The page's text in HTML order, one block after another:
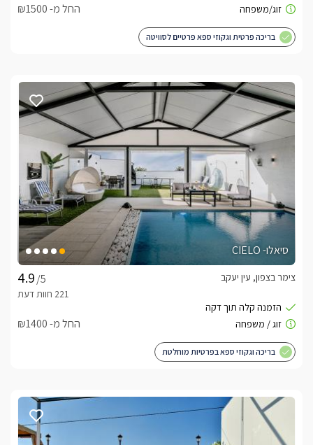
החל מ- ₪1500
בריכה פרטית וגקוזי ספא פרטיים לסוויטה
סיאלו- CIELO
/5
צימר בצפון, עין יעקב
החל מ- ₪1400
בריכה וגקוזי ספא בפרטיות מוחלטת